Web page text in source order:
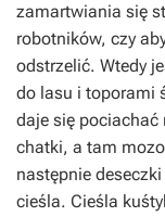
zamartwiania się
robotników, czy
odstrzelić. Wtedy
do lasu i toporami
daje się pociachać
chatki, a tam
następnie
cieśla. Cieśla